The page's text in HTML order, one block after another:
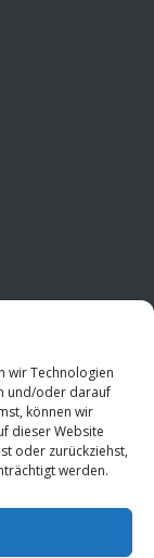
wir Technologien
und/oder darauf
können wir
dieser Website
oder zurückziehst,
werden.
und
Jetzt